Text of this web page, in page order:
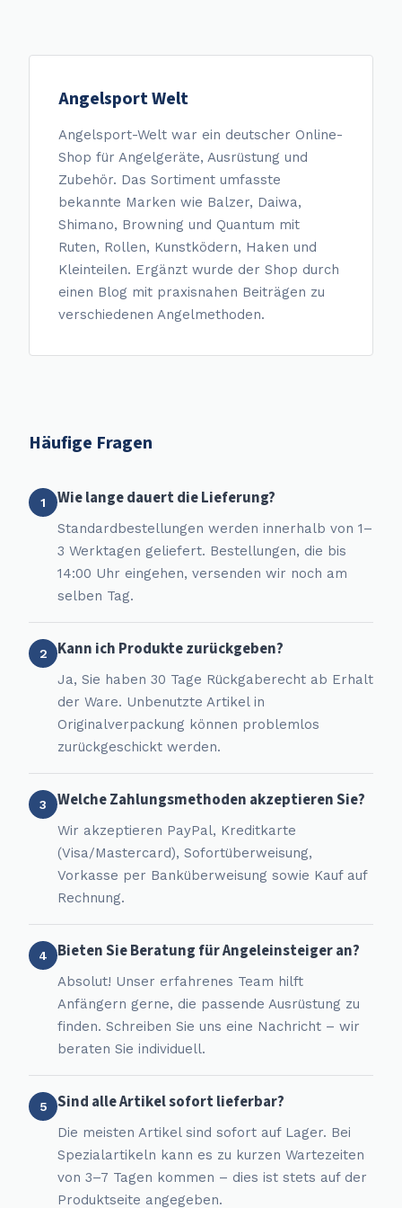
Angelsport Welt
Angelsport-Welt war ein deutscher Online-
Shop für Angelgeräte, Ausrüstung und
Zubehör. Das Sortiment umfasste
bekannte Marken wie Balzer, Daiwa,
Shimano, Browning und Quantum mit
Ruten, Rollen, Kunstködern, Haken und
Kleinteilen. Ergänzt wurde der Shop durch
einen Blog mit praxisnahen Beiträgen zu
verschiedenen Angelmethoden.
Häufige Fragen
1 Wie lange dauert die Lieferung?
Standardbestellungen werden innerhalb von 1–
3 Werktagen geliefert. Bestellungen, die bis
14:00 Uhr eingehen, versenden wir noch am
selben Tag.
2 Kann ich Produkte zurückgeben?
Ja, Sie haben 30 Tage Rückgaberecht ab Erhalt
der Ware. Unbenutzte Artikel in
Originalverpackung können problemlos
zurückgeschickt werden.
3 Welche Zahlungsmethoden akzeptieren Sie?
Wir akzeptieren PayPal, Kreditkarte
(Visa/Mastercard), Sofortüberweisung,
Vorkasse per Banküberweisung sowie Kauf auf
Rechnung.
4 Bieten Sie Beratung für Angeleinsteiger an?
Absolut! Unser erfahrenes Team hilft
Anfängern gerne, die passende Ausrüstung zu
finden. Schreiben Sie uns eine Nachricht – wir
beraten Sie individuell.
5 Sind alle Artikel sofort lieferbar?
Die meisten Artikel sind sofort auf Lager. Bei
Spezialartikeln kann es zu kurzen Wartezeiten
von 3–7 Tagen kommen – dies ist stets auf der
Produktseite angegeben.